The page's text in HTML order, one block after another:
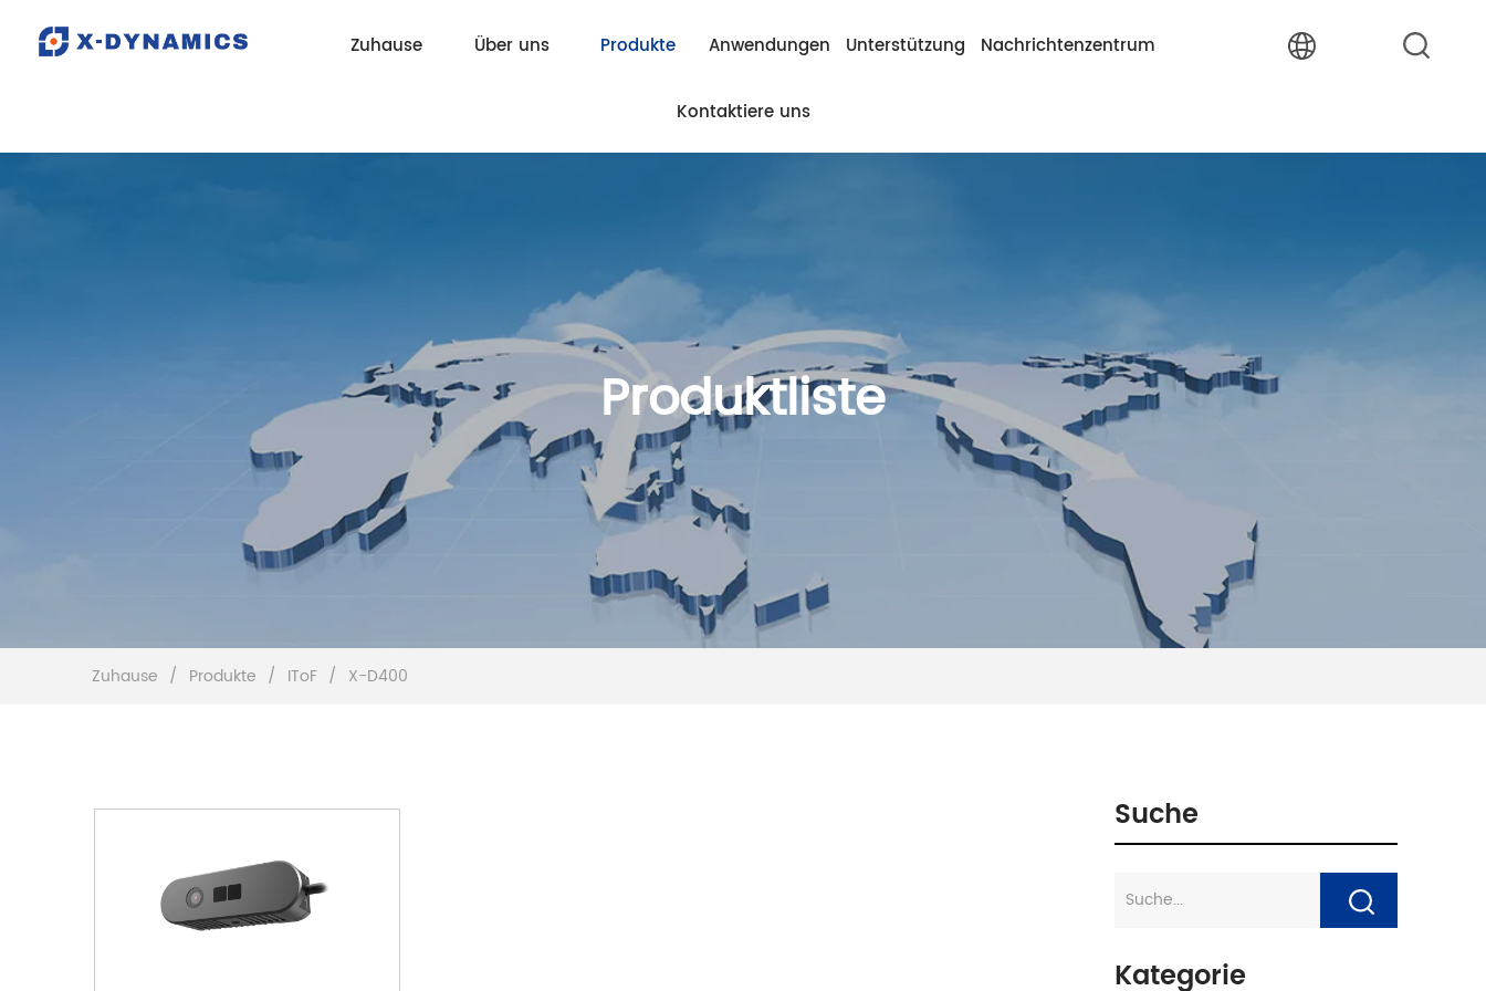
Zuhause Über uns Produkte Anwendungen Unterstützung Nachrichtenzentrum
Kontaktiere uns
Produktliste
Zuhause / Produkte / IToF / X-D400
Suche
Kategorie